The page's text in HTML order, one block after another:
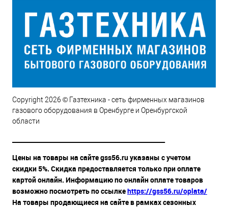
Copyright 2026 © Газтехника - сеть фирменных магазинов
газового оборудования в Оренбурге и Оренбургской
области
Цены на товары на сайте gss56.ru указаны с учетом
скидки 5%. Скидка предоставляется только при оплате
картой онлайн. Информацию по онлайн оплате товаров
возможно посмотреть по ссылкеhttps://gss56.ru/oplata/
На товары продающиеся на сайте в рамках сезонных